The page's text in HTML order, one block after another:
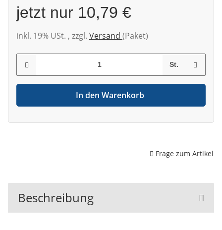
jetzt nur 10,79 €
inkl. 19% USt. , zzgl. Versand (Paket)
St.
In den Warenkorb
Frage zum Artikel
Beschreibung